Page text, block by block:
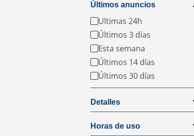
Últimos anuncios
Ultimas 24h
Últimos 3 días
Esta semana
Últimos 14 días
Últimos 30 días
Detalles
Horas de uso